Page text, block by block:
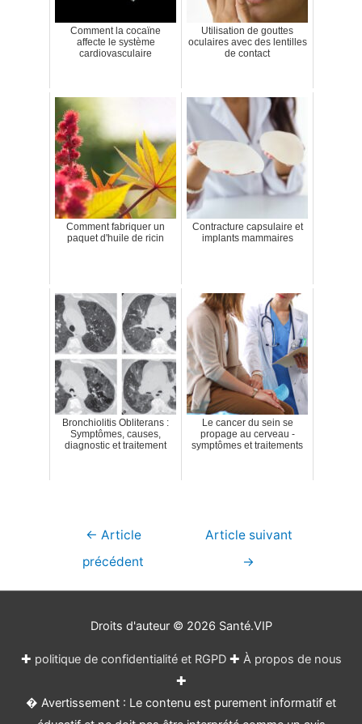
Comment la cocaïne
affecte le système
cardiovasculaire
Utilisation de gouttes
oculaires avec des lentilles
de contact
Comment fabriquer un
paquet d'huile de ricin
Contracture capsulaire et
implants mammaires
Bronchiolitis Obliterans :
Symptômes, causes,
diagnostic et traitement
Le cancer du sein se
propage au cerveau -
symptômes et traitements
Navigation
← Article
précédent
Article suivant
→
Droits d'auteur © 2026 Santé.VIP
✚ politique de confidentialité et RGPD✚ À propos de nous
✚
� Avertissement : Le contenu est purement informatif et